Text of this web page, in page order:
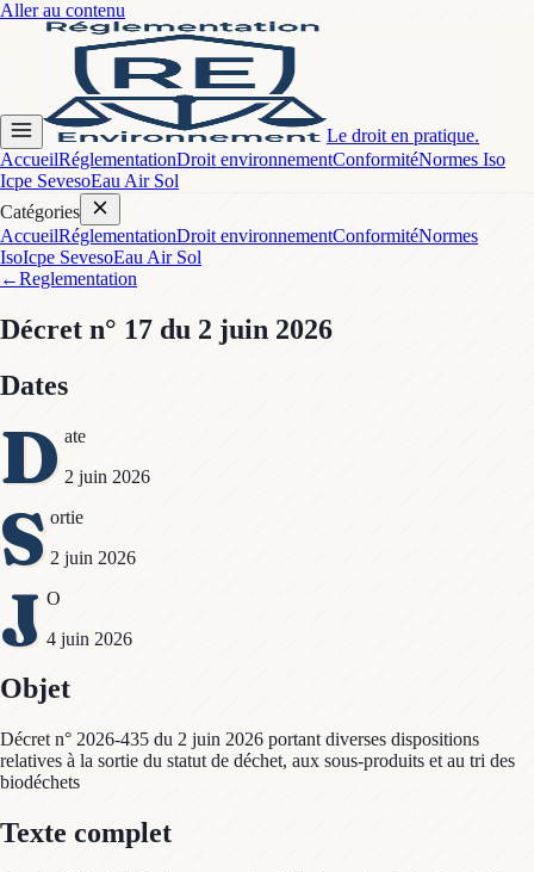
Aller au contenu
Le droit en pratique.
AccueilRéglementationDroit environnementConformitéNormes Iso
Icpe SevesoEau Air Sol
Catégories
AccueilRéglementationDroit environnementConformitéNormes
IsoIcpe SevesoEau Air Sol
←Reglementation
Décret n° 17 du 2 juin 2026
Dates
D ate
2 juin 2026
S ortie
2 juin 2026
J O
4 juin 2026
Objet
Décret n° 2026-435 du 2 juin 2026 portant diverses dispositions
relatives à la sortie du statut de déchet, aux sous-produits et au tri des
biodéchets
Texte complet